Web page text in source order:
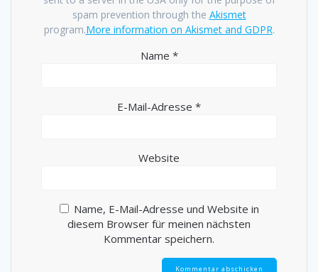
spam prevention through the Akismet
program.More information on Akismet and GDPR.
Name *
E-Mail-Adresse *
Website
Name, E-Mail-Adresse und Website in
diesem Browser für meinen nächsten
Kommentar speichern.